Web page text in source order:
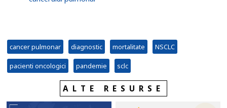
cancer pulmonar diagnostic mortalitate NSCLC
pacienti oncologici pandemie sclc
ALTE RESURSE